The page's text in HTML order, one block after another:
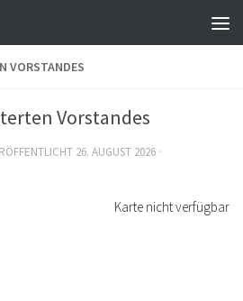
VORSTANDES
Vorstandes
26. AUGUST 2026 ·
Karte nicht verfügbar